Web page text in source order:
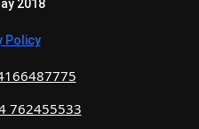
2018
Policy
762455533